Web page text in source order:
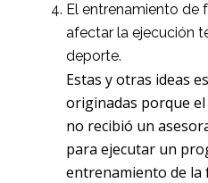
El entrenamiento de
afectar la ejecución
deporte.
Estas y otras ideas
originadas porque
no recibió un
para ejecutar un
entrenamiento de